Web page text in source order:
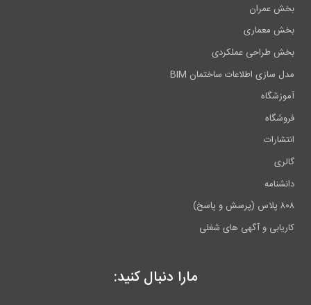
بخش عمران
بخش معماری
بخش طراحی عملکردی
مدل سازی اطلاعات ساختمان BIM
آموزشگاه
فروشگاه
انتشارات
گالری
دانشنامه
۸۰۸ پلاس (پرسش و پاسخ)
کاریابی و آگهی های شغلی
مارا دنبال کنید: